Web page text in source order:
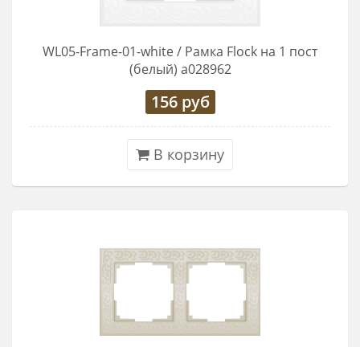
WL05-Frame-01-white / Рамка Flock на 1 пост
(белый) a028962
156руб
В корзину